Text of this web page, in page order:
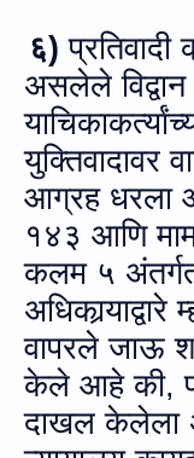
६)
असलेले
युक्तिवादावर
आग्रह धरला
१४३ आणि
कलम ५
वापरले जाऊ
केले आहे की,
दाखल केलेला